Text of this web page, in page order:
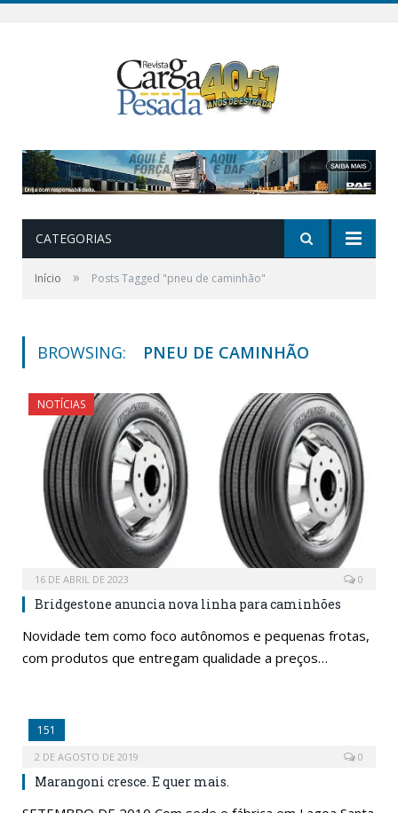
CATEGORIAS
Início » Posts Tagged "pneu de caminhão"
BROWSING: PNEU DE CAMINHÃO
NOTÍCIAS
16 DE ABRIL DE 2023 0
Bridgestone anuncia nova linha para caminhões
Novidade tem como foco autônomos e pequenas frotas,
com produtos que entregam qualidade a preços…
151
2 DE AGOSTO DE 2019 0
Marangoni cresce. E quer mais.